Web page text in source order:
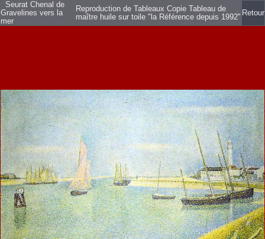
Seurat Chenal de
Gravelines vers la
mer
Reproduction de Tableaux Copie Tableau de
maître huile sur toile "la Référence depuis 1992" Retour